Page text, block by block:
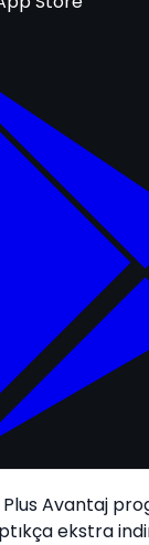
Avantaj
ekstra